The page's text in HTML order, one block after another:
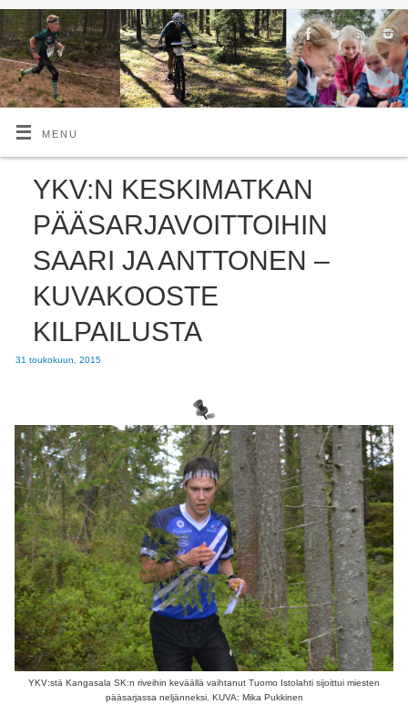
MENU
YKV:N KESKIMATKAN
PÄÄSARJAVOITTOIHIN
SAARI JA ANTTONEN –
KUVAKOOSTE
KILPAILUSTA
31 toukokuun, 2015
YKV:stä Kangasala SK:n riveihin keväällä vaihtanut Tuomo Istolahti sijoittui miesten
pääsarjassa neljänneksi. KUVA: Mika Pukkinen